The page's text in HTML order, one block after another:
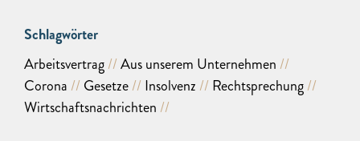
Schlagwörter
Arbeitsvertrag
Aus unserem Unternehmen
Corona
Gesetze Insolvenz
Rechtsprechung
Wirtschaftsnachrichten